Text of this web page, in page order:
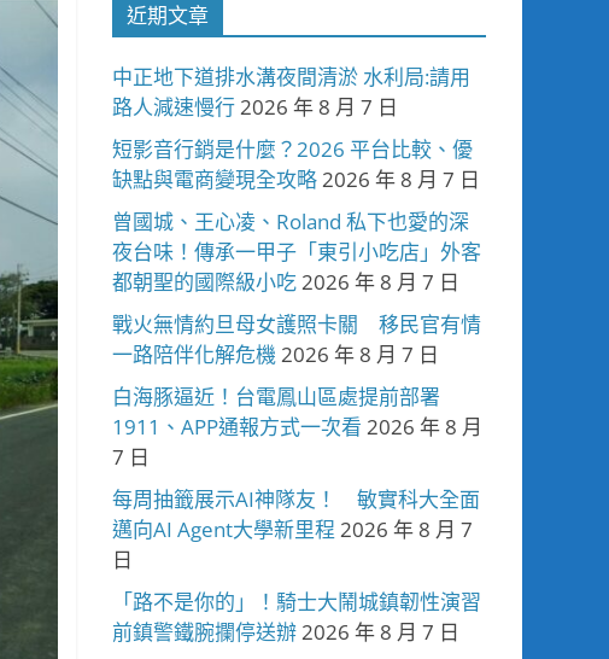
近期文章
中正地下道排水溝夜間清淤 水利局:請用
路人減速慢行2026 年 8 月 7 日
短影音行銷是什麼？2026 平台比較、優
缺點與電商變現全攻略2026 年 8 月 7 日
曾國城、王心凌、Roland 私下也愛的深
夜台味！傳承一甲子「東引小吃店」外客
都朝聖的國際級小吃2026 年 8 月 7 日
戰火無情約旦母女護照卡關 移民官有情
一路陪伴化解危機2026 年 8 月 7 日
白海豚逼近！台電鳳山區處提前部署
1911、APP通報方式一次看 2026 年 8 月
7 日
每周抽籤展示AI神隊友！ 敏實科大全面
邁向AI Agent大學新里程 2026 年 8 月 7
日
「路不是你的」！騎士大鬧城鎮韌性演習
前鎮警鐵腕攔停送辦2026 年 8 月 7 日